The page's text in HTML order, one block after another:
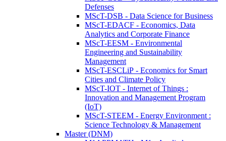
Defenses
MScT-DSB - Data Science for Business
MScT-EDACF - Economics, Data
Analytics and Corporate Finance
MScT-EESM - Environmental
Engineering and Sustainability
Management
MScT-ESCLiP - Economics for Smart
Cities and Climate Policy
MScT-IOT - Internet of Things :
Innovation and Management Program
(IoT)
MScT-STEEM - Energy Environment :
Science Technology & Management
Master (DNM)